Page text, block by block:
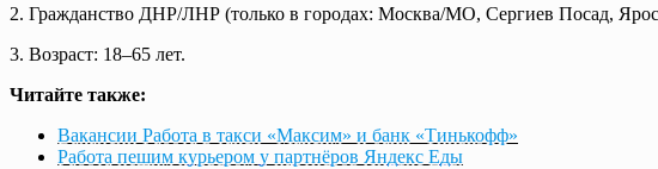
2. Гражданство ДНР/ЛНР (только в городах: Москва/МО, Сергиев Посад,
3. Возраст: 18–65 лет.
Читайте также:
Вакансии Работа в такси «Максим» и банк «Тинькофф»
Работа пешим курьером у партнёров Яндекс Еды